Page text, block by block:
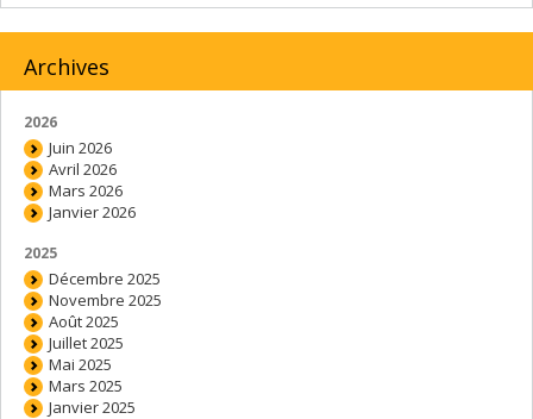
Archives
2026
Juin 2026
Avril 2026
Mars 2026
Janvier 2026
2025
Décembre 2025
Novembre 2025
Août 2025
Juillet 2025
Mai 2025
Mars 2025
Janvier 2025